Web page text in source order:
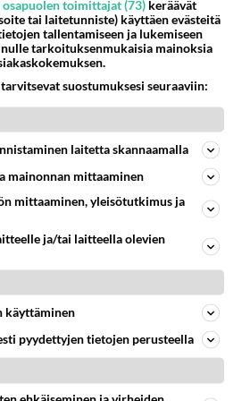
kannattaisi ostaa rytätty 1.8 ti
vaihtaa tarvittavat osat,vai mitä
kuin -97 compacti tai sitten
ympäriajettu ti saksasta,
vaihtoehto. Uskoisin, että
vaihtaa rumpujen paikalle
on aika ehdoton peli ainakin
sitä on myyty täällä
johtuen eksynyt.
sitä tuskin on- siellä ku ei
toimittajat (73) keräävät
tai laitetunniste) käyttäen evästeitä
tallentamiseen ja lukemiseen
tarkoituksenmukaisia mainoksia
suostumuksesi seuraaviin:
laitetta skannaamalla
mainonnan mittaaminen
mittaaminen, yleisötutkimus ja
ja/tai laitteella olevien
käyttäminen
pyydettyjen tietojen perusteella